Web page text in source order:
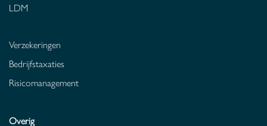
LDM
Verzekeringen
Bedrijfstaxaties
Risicomanagement
Overig